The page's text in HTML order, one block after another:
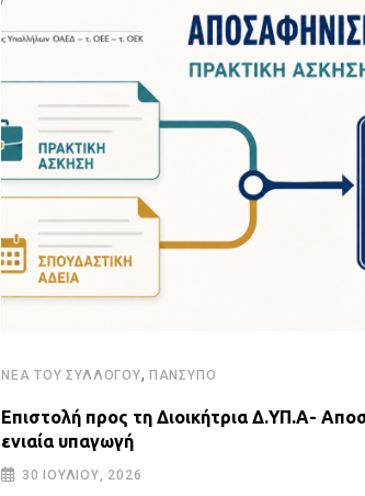
ΝΈΑ ΤΟΥ ΣΥΛΛΌΓΟΥ, ΠΑΝΣΥΠΟ
Επιστολή προς τη Διοικήτρια Δ.ΥΠ.Α-
ενιαία υπαγωγή
30 ΙΟΥΛΊΟΥ, 2026